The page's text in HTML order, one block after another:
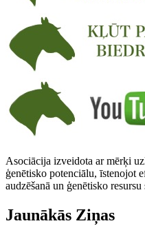
Asociācija izveidota ar mērķi
ģenētisko potenciālu, īstenojot
audzēšanā un ģenētisko resursu
Jaunākās Ziņas